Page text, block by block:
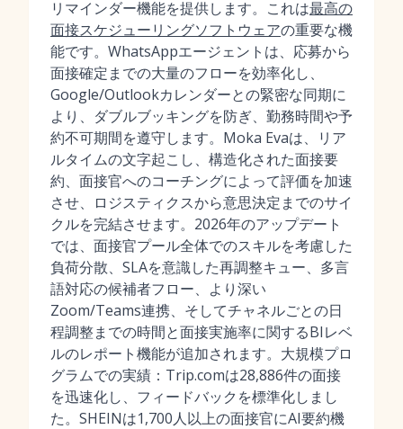
リマインダー機能を提供します。これは最高の
面接スケジューリングソフトウェアの重要な機
能です。WhatsAppエージェントは、応募から
面接確定までの大量のフローを効率化し、
Google/Outlookカレンダーとの緊密な同期に
より、ダブルブッキングを防ぎ、勤務時間や予
約不可期間を遵守します。Moka Evaは、リア
ルタイムの文字起こし、構造化された面接要
約、面接官へのコーチングによって評価を加速
させ、ロジスティクスから意思決定までのサイ
クルを完結させます。2026年のアップデート
では、面接官プール全体でのスキルを考慮した
負荷分散、SLAを意識した再調整キュー、多言
語対応の候補者フロー、より深い
Zoom/Teams連携、そしてチャネルごとの日
程調整までの時間と面接実施率に関するBIレベ
ルのレポート機能が追加されます。大規模プロ
グラムでの実績：Trip.comは28,886件の面接
を迅速化し、フィードバックを標準化しまし
た。SHEINは1,700人以上の面接官にAI要約機